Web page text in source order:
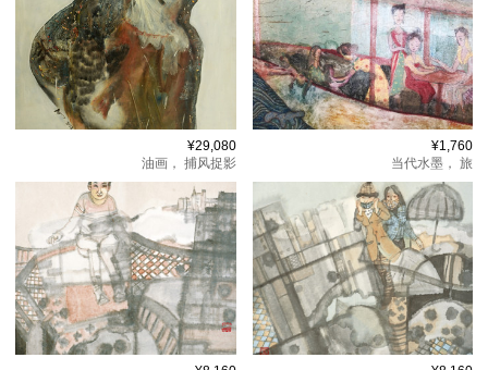
¥29,080
油画， 捕风捉影
¥1,760
当代水墨， 旅